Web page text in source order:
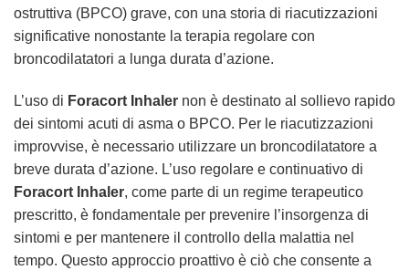
ostruttiva (BPCO) grave, con una storia di riacutizzazioni
significative nonostante la terapia regolare con
broncodilatatori a lunga durata d’azione.
L’uso di Foracort Inhaler non è destinato al sollievo rapido
dei sintomi acuti di asma o BPCO. Per le riacutizzazioni
improvvise, è necessario utilizzare un broncodilatatore a
breve durata d’azione. L’uso regolare e continuativo di
Foracort Inhaler, come parte di un regime terapeutico
prescritto, è fondamentale per prevenire l’insorgenza di
sintomi e per mantenere il controllo della malattia nel
tempo. Questo approccio proattivo è ciò che consente a